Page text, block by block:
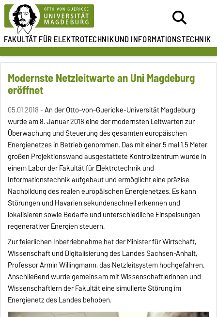
FAKULTÄT FÜR ELEKTROTECHNIKUND INFORMATIONSTECHNIK
Modernste Netzleitwarte an Uni Magdeburg
eröffnet
05.01.2018 -An der Otto-von-Guericke-Universität Magdeburg
wurde am 8. Januar 2018 eine der modernsten Leitwarten zur
Überwachung und Steuerung des gesamten europäischen
Energienetzes in Betrieb genommen. Das mit einer 5 mal 1.5 Meter
großen Projektionswand ausgestattete Kontrollzentrum wurde in
einem Labor der Fakultät für Elektrotechnik und
Informationstechnik aufgebaut und ermöglicht eine präzise
Nachbildung des realen europäischen Energienetzes. Es kann
Störungen und Havarien sekundenschnell erkennen und
lokalisieren sowie Bedarfe und unterschiedliche Einspeisungen
regenerativer Energien steuern.
Zur feierlichen Inbetriebnahme hat der Minister für Wirtschaft,
Wissenschaft und Digitalisierung des Landes Sachsen-Anhalt,
Professor Armin Willingmann, das Netzleitsystem hochgefahren.
Anschließend wurde gemeinsam mit Wissenschaftlerinnen und
Wissenschaftlern der Fakultät eine simulierte Störung im
Energienetz des Landes behoben.